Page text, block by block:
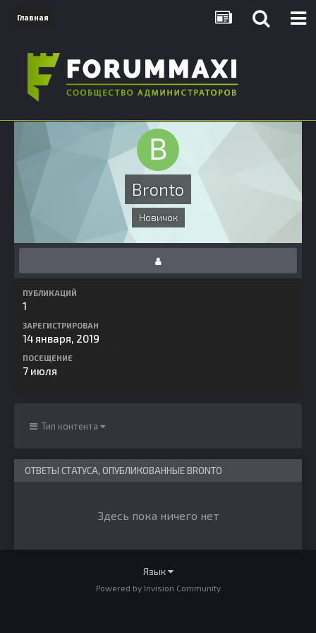
Главная
Bronto
Новичок
ПУБЛИКАЦИЙ
1
ЗАРЕГИСТРИРОВАН
14 января, 2019
ПОСЕЩЕНИЕ
7 июля
Тип контента
ОТВЕТЫ СТАТУСА, ОПУБЛИКОВАННЫЕ BRONTO
Здесь пока ничего нет
Язык
Powered by Invision Community